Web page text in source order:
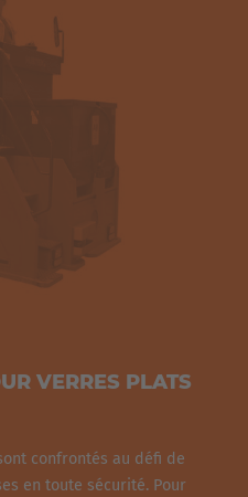
VERRES PLATS
confrontés au défi de
en toute sécurité. Pour